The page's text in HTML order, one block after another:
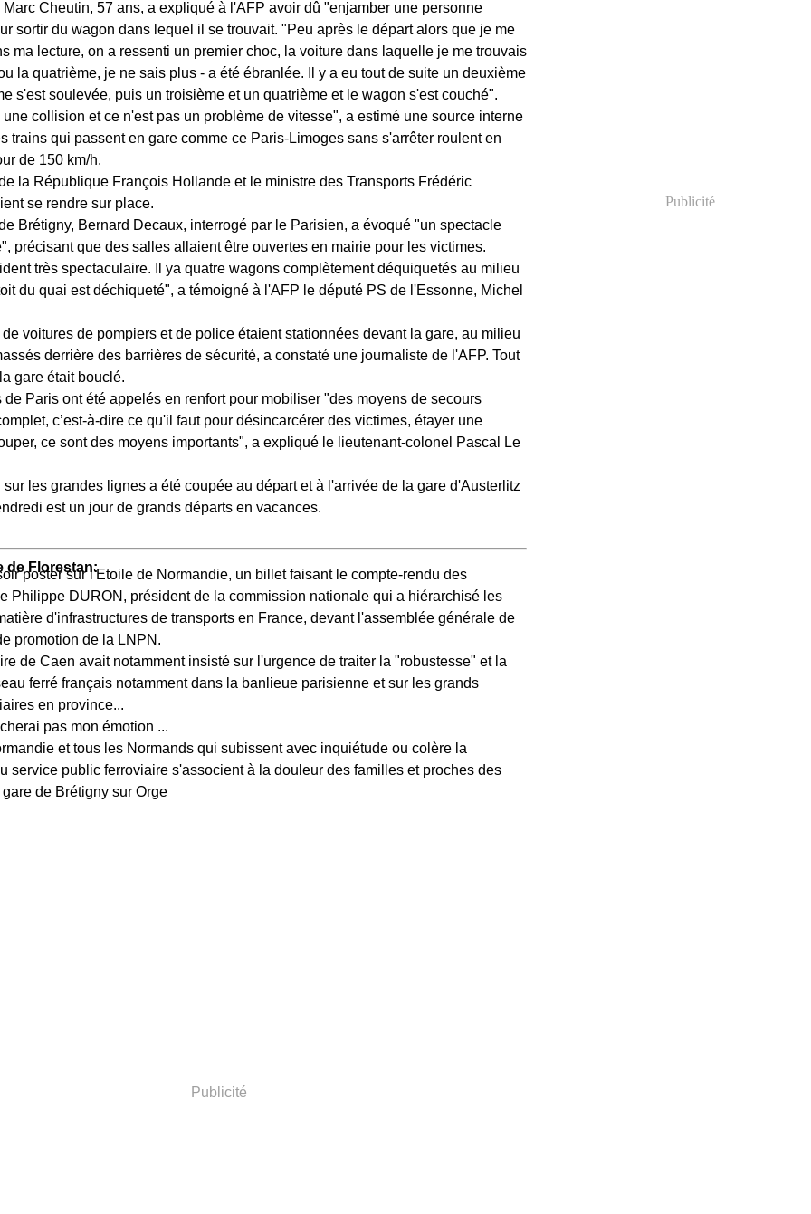
Marc Cheutin, 57 ans, a expliqué à l'AFP avoir dû "enjamber une personne
sortir du wagon dans lequel il se trouvait. "Peu après le départ alors que je me
ma lecture, on a ressenti un premier choc, la voiture dans laquelle je me trouvais
la quatrième, je ne sais plus - a été ébranlée. Il y a eu tout de suite un deuxième
s'est soulevée, puis un troisième et un quatrième et le wagon s'est couché".
collision et ce n'est pas un problème de vitesse", a estimé une source interne
trains qui passent en gare comme ce Paris-Limoges sans s'arrêter roulent en
de 150 km/h.
la République François Hollande et le ministre des Transports Frédéric
se rendre sur place.
Brétigny, Bernard Decaux, interrogé par le Parisien, a évoqué "un spectacle
précisant que des salles allaient être ouvertes en mairie pour les victimes.
très spectaculaire. Il ya quatre wagons complètement déquiquetés au milieu
du quai est déchiqueté", a témoigné à l'AFP le député PS de l'Essonne, Michel
voitures de pompiers et de police étaient stationnées devant la gare, au milieu
derrière des barrières de sécurité, a constaté une journaliste de l'AFP. Tout
gare était bouclé.
de Paris ont été appelés en renfort pour mobiliser "des moyens de secours
c’est-à-dire ce qu'il faut pour désincarcérer des victimes, étayer une
ce sont des moyens importants", a expliqué le lieutenant-colonel Pascal Le
sur les grandes lignes a été coupée au départ et à l'arrivée de la gare d'Austerlitz
est un jour de grands départs en vacances.
de Florestan:
poster sur l'Etoile de Normandie, un billet faisant le compte-rendu des
Philippe DURON, président de la commission nationale qui a hiérarchisé les
d'infrastructures de transports en France, devant l'assemblée générale de
promotion de la LNPN.
de Caen avait notamment insisté sur l'urgence de traiter la "robustesse" et la
ferré français notamment dans la banlieue parisienne et sur les grands
en province...
pas mon émotion ...
et tous les Normands qui subissent avec inquiétude ou colère la
service public ferroviaire s'associent à la douleur des familles et proches des
de Brétigny sur Orge
Publicité
Publicité